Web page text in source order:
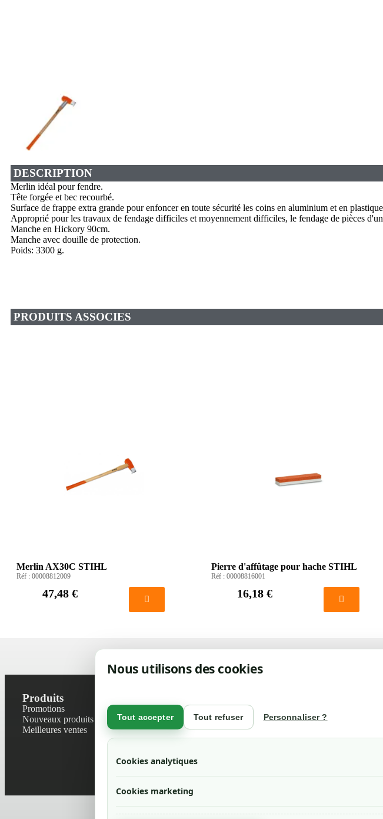
Nous utilisons des cookies
Tout accepter Tout refuser Personnaliser ?
Cookies analytiques
Cookies marketing
DESCRIPTION
Merlin idéal pour fendre.
Tête forgée et bec recourbé.
Surface de frappe extra grande pour enfoncer en toute sécurité les coins en aluminium et en
Approprié pour les travaux de fendage difficiles et moyennement difficiles, le fendage de pièces
Manche en Hickory 90cm.
Manche avec douille de protection.
Poids: 3300 g.
PRODUITS ASSOCIES
Merlin AX30C STIHL
Réf : 00008812009
47,48 €
Pierre d'affûtage pour hache STIHL
Réf : 00008816001
16,18 €
Produits
Promotions
Nouveaux produits
Meilleures ventes
Contactez-nous
Plan du site
Magasin
Mentions légales